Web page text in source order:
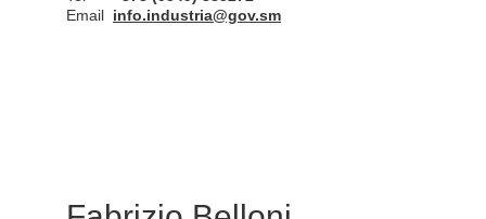
Email info.industria@gov.sm